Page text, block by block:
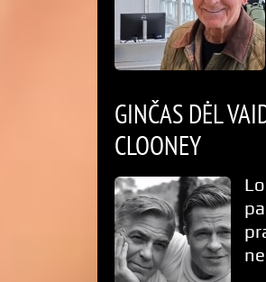
GINČAS DĖL
CLOONEY